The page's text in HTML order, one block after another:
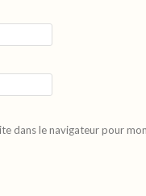
dans le navigateur pour